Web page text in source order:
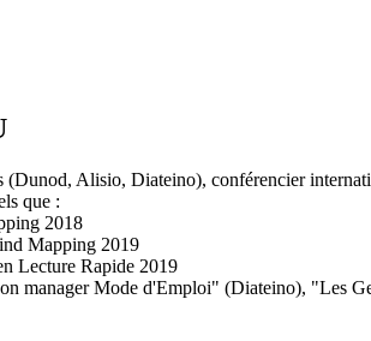
(Dunod, Alisio, Diateino), conférencier
que :
2018
Mapping 2019
Lecture Rapide 2019
manager Mode d'Emploi" (Diateino), "Les